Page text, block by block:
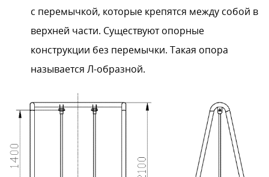
с перемычкой, которые крепятся между собой в
верхней части. Существуют опорные
конструкции без перемычки. Такая опора
называется Л-образной.